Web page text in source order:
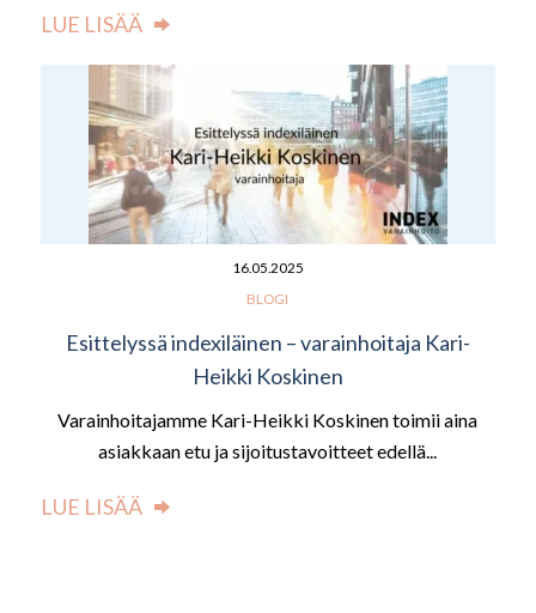
LUE LISÄÄ
16.05.2025
BLOGI
Esittelyssä indexiläinen – varainhoitaja Kari-
Heikki Koskinen
Varainhoitajamme Kari-Heikki Koskinen toimii aina
asiakkaan etu ja sijoitustavoitteet edellä...
LUE LISÄÄ